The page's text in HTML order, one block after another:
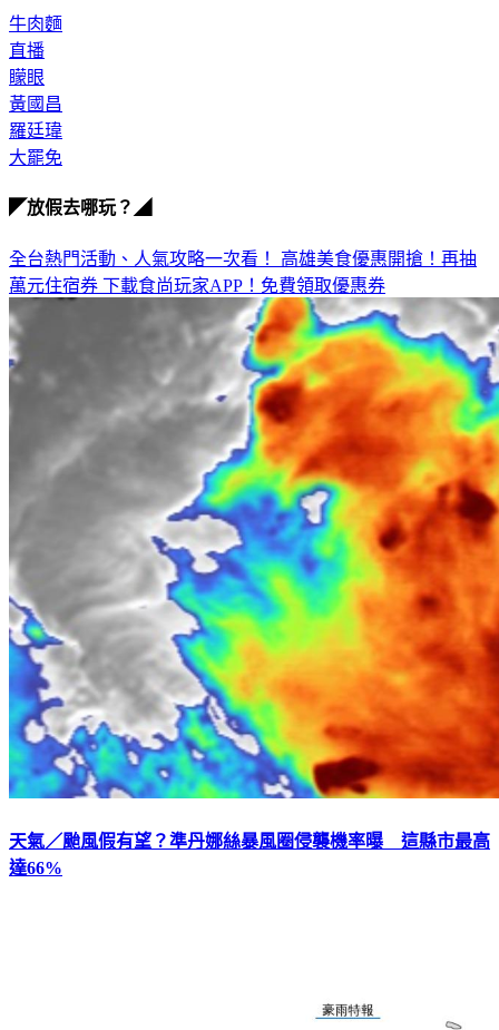
牛肉麵
直播
矇眼
黃國昌
羅廷瑋
大罷免
◤放假去哪玩？◢
全台熱門活動、人氣攻略一次看！ 高雄美食優惠開搶！再抽
萬元住宿券 下載食尚玩家APP！免費領取優惠券
天氣／颱風假有望？準丹娜絲暴風圈侵襲機率曝 這縣市最高
達66%